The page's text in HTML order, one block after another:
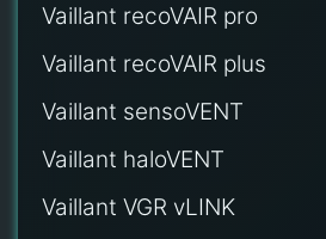
Vaillant recoVAIR pro
Vaillant recoVAIR plus
Vaillant sensoVENT
Vaillant haloVENT
Vaillant VGR vLINK